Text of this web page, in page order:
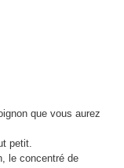
que vous aurez
petit.
le concentré de